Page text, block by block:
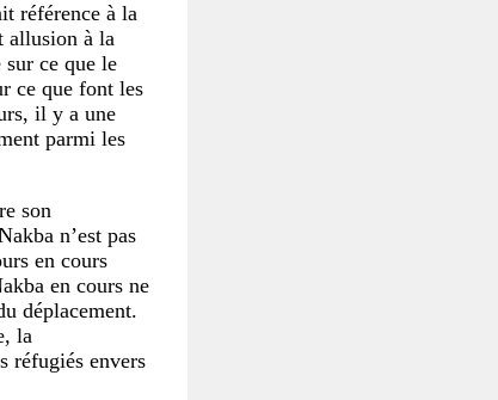
référence à la
allusion à la
ce que le
ce que font les
il y a une
parmi les
son
n’est pas
en cours
en cours ne
déplacement.
la
réfugiés envers